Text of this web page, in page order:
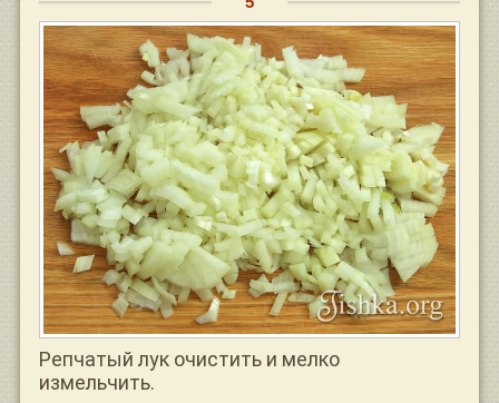
Репчатый лук очистить и мелко
измельчить.